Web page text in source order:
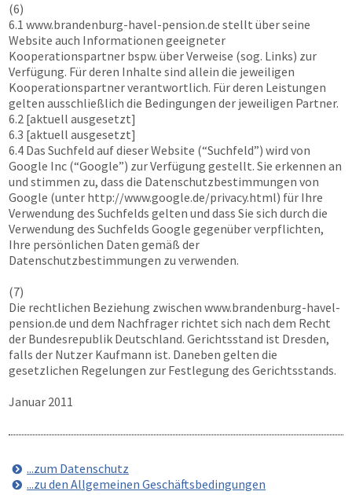
(6)
6.1 www.brandenburg-havel-pension.de stellt über seine
Website auch Informationen geeigneter
Kooperationspartner bspw. über Verweise (sog. Links) zur
Verfügung. Für deren Inhalte sind allein die jeweiligen
Kooperationspartner verantwortlich. Für deren Leistungen
gelten ausschließlich die Bedingungen der jeweiligen Partner.
6.2 [aktuell ausgesetzt]
6.3 [aktuell ausgesetzt]
6.4 Das Suchfeld auf dieser Website (“Suchfeld”) wird von
Google Inc (“Google”) zur Verfügung gestellt. Sie erkennen an
und stimmen zu, dass die Datenschutzbestimmungen von
Google (unter http://www.google.de/privacy.html) für Ihre
Verwendung des Suchfelds gelten und dass Sie sich durch die
Verwendung des Suchfelds Google gegenüber verpflichten,
Ihre persönlichen Daten gemäß der
Datenschutzbestimmungen zu verwenden.
(7)
Die rechtlichen Beziehung zwischen www.brandenburg-havel-
pension.de und dem Nachfrager richtet sich nach dem Recht
der Bundesrepublik Deutschland. Gerichtsstand ist Dresden,
falls der Nutzer Kaufmann ist. Daneben gelten die
gesetzlichen Regelungen zur Festlegung des Gerichtsstands.
Januar 2011
...zum Datenschutz
...zu den Allgemeinen Geschäftsbedingungen